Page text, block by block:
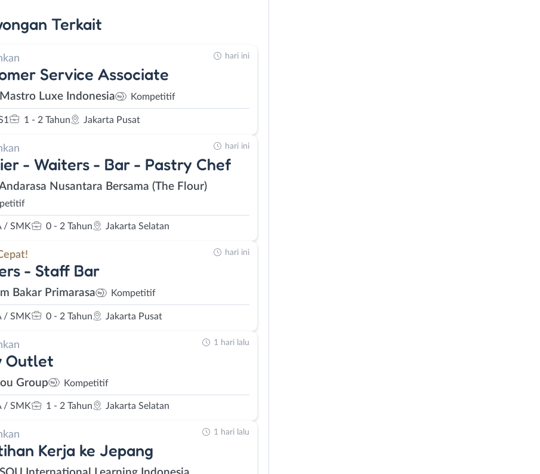
Terkait
Service Associate
Mastro Luxe Indonesia Kompetitif
1 - 2 Tahun Jakarta Pusat
hari ini
- Waiters - Bar - Pastry Chef
Andarasa Nusantara Bersama (The Flour)
/ SMK 0 - 2 Tahun Jakarta Selatan
hari ini
- Staff Bar
Bakar Primarasa Kompetitif
/ SMK 0 - 2 Tahun Jakarta Pusat
hari ini
Outlet
Group Kompetitif
/ SMK 1 - 2 Tahun Jakarta Selatan
1 hari lalu
Kerja ke Jepang
1 hari lalu